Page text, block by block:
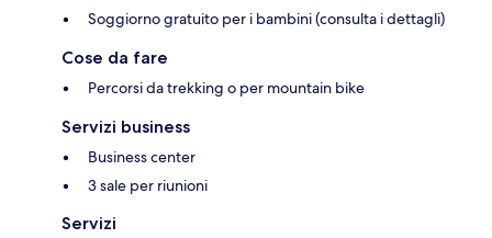
Soggiorno gratuito per i bambini (consulta i dettagli)
Cose da fare
Percorsi da trekking o per mountain bike
Servizi business
Business center
3 sale per riunioni
Servizi